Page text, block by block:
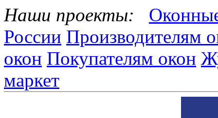
Наши проекты:
России Производителям
окон Покупателям окон
маркет